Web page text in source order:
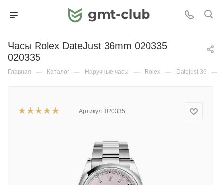
Часы Rolex DateJust 36mm 020335
020335
Главная — Каталог — Наручные часы — Rolex — Datejust 36 —
Артикул: 020335